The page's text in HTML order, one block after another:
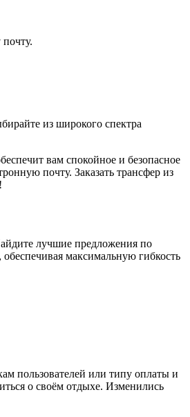
из широкого спектра
вам спокойное и безопасное
почту. Заказать трансфер из
лучшие предложения по
максимальную гибкость
пользователей или типу оплаты и
о своём отдыхе. Изменились